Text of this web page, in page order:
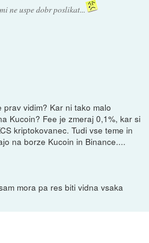
ne uspe dobr poslikat...
vidim? Kar ni tako malo
Kucoin? Fee je zmeraj 0,1%, kar si
kriptokovanec. Tudi vse teme in
na borze Kucoin in Binance....
mora pa res biti vidna vsaka